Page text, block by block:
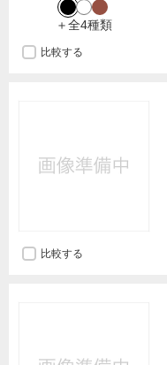
＋全4種類
比較する
比較する